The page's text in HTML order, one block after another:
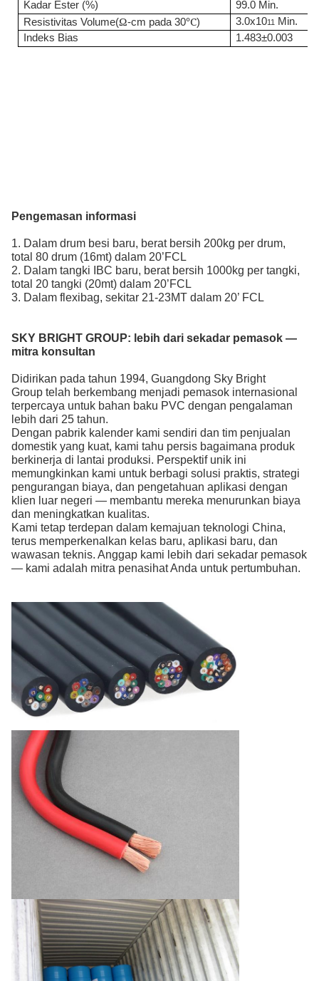
Kadar Ester (%)
99.0 Min.
Resistivitas Volume(Ω-cm pada 30℃) 3.0x1011 Min.
Indeks Bias
1.483±0.003
Pengemasan informasi
1. Dalam drum besi baru, berat bersih 200kg per drum,
total 80 drum (16mt) dalam 20’FCL
2. Dalam tangki IBC baru, berat bersih 1000kg per tangki,
total 20 tangki (20mt) dalam 20’FCL
3. Dalam flexibag, sekitar 21-23MT dalam 20’ FCL
SKY BRIGHT GROUP: lebih dari sekadar pemasok —
mitra konsultan
Didirikan pada tahun 1994, Guangdong Sky Bright
Group telah berkembang menjadi pemasok internasional
terpercaya untuk bahan baku PVC dengan pengalaman
lebih dari 25 tahun.
Dengan pabrik kalender kami sendiri dan tim penjualan
domestik yang kuat, kami tahu persis bagaimana produk
berkinerja di lantai produksi. Perspektif unik ini
memungkinkan kami untuk berbagi solusi praktis, strategi
pengurangan biaya, dan pengetahuan aplikasi dengan
klien luar negeri — membantu mereka menurunkan biaya
dan meningkatkan kualitas.
Kami tetap terdepan dalam kemajuan teknologi China,
terus memperkenalkan kelas baru, aplikasi baru, dan
wawasan teknis. Anggap kami lebih dari sekadar pemasok
— kami adalah mitra penasihat Anda untuk pertumbuhan.